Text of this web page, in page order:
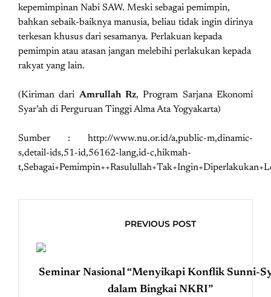
kepemimpinan Nabi SAW. Meski sebagai pemimpin,
bahkan sebaik-baiknya manusia, beliau tidak ingin dirinya
terkesan khusus dari sesamanya. Perlakuan kepada
pemimpin atau atasan jangan melebihi perlakukan kepada
rakyat yang lain.
(Kiriman dari Amrullah Rz, Program Sarjana Ekonomi
Syar’ah di Perguruan Tinggi Alma Ata Yogyakarta)
Sumber : http://www.nu.or.id/a,public-m,dinamic-
s,detail-ids,51-id,56162-lang,id-c,hikmah-
PREVIOUS POST
Seminar Nasional “Menyikapi Konflik Sunni-
dalam Bingkai NKRI”